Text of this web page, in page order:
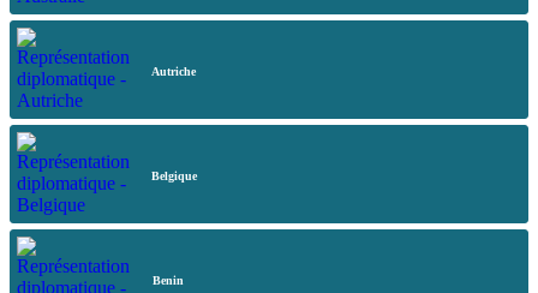
Autriche
Belgique
Benin